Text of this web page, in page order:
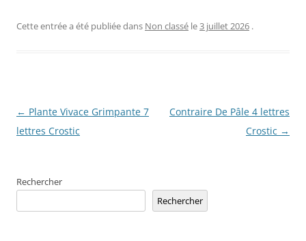
Cette entrée a été publiée dans Non classé le3 juillet 2026 .
Navigation
des
← Plante Vivace Grimpante 7
lettres Crostic
Contraire De Pâle 4 lettres
Crostic →
Rechercher
Rechercher